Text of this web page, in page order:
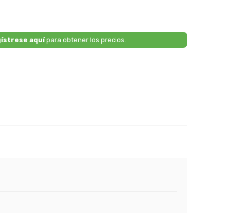
aquípara obtener los precios.